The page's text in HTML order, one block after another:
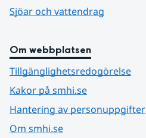
Sjöar och vattendrag
Om webbplatsen
Tillgänglighetsredogörelse
Kakor på smhi.se
Hantering av personuppgifter
Om smhi.se